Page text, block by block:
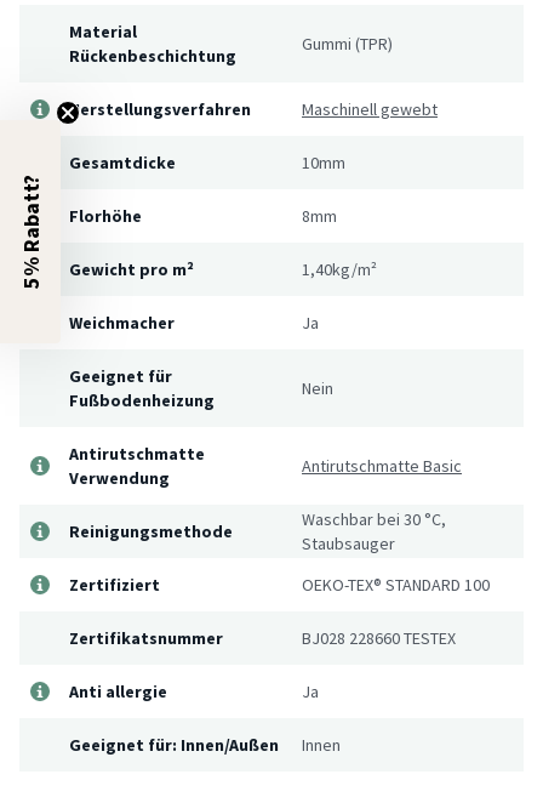
Material
Rückenbeschichtung
Gummi (TPR)
Herstellungsverfahren Maschinell gewebt
Gesamtdicke 10mm
Florhöhe 8mm
Gewicht pro m² 1,40kg/m²
Weichmacher Ja
Geeignet für
Fußbodenheizung
Nein
Antirutschmatte
Verwendung
Antirutschmatte Basic
Reinigungsmethode
Waschbar bei 30 °C,
Staubsauger
Zertifiziert
OEKO-TEX® STANDARD 100
Zertifikatsnummer BJ028 228660 TESTEX
Anti allergie Ja
Geeignet für: Innen/Außen Innen
5% Rabatt?